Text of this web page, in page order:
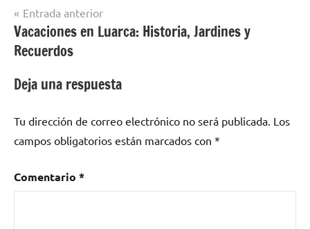
Navegación
de
entradas
Entrada anterior
Vacaciones en Luarca: Historia, Jardines y
Recuerdos
Deja una respuesta
Tu dirección de correo electrónico no será publicada. Los
campos obligatorios están marcados con *
Comentario *